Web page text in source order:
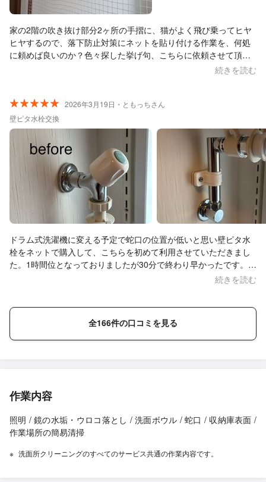
家の2階の吹き抜け部分2ヶ所の手摺に、猫がよく飛び乗ってヒヤ
ヒヤするので、落下防止対策にネットを貼り付ける作業を、何処
に頼めば良いのか？色々探した挙げ句、こちらに依頼させて頂き
満足です。これで猫が乗っても安心です！打ち合わせ、作業に来
られた店長の大友さんのお人柄も良くて、お話ししやすいし、と
ても丁寧な方です。最後に現場の掃除も綺麗にして頂いていまし
た。 又何か家の事で困り事があったら大友さんにお願いしたいと
思います。この度はどうもありがとうございました。
続きを読む
2026年3月19日・ともっちさん
壁ピタ水栓交換
ドラム式洗濯機に変える予定で蛇口の位置が低いと思い壁ピタ水
栓をネットで購入して、こちらを初めて利用させていただきまし
た。1時間位となっておりましたが30分で終わり早かったです。そ
こまで古くない家だからかもしれませんが。動画とかあって、最
です(´Д｀;)とても丁寧に作業していただき、ありがとうございま
続きを読む
全166件の口コミを見る
作業内容
照明 / 鏡の水垢・ウロコ落とし / 洗面ボウル / 蛇口 / 収納庫表面 /
作業場所の簡易清掃
洗面所クリーニングのすべてのサービス共通の作業内容です。